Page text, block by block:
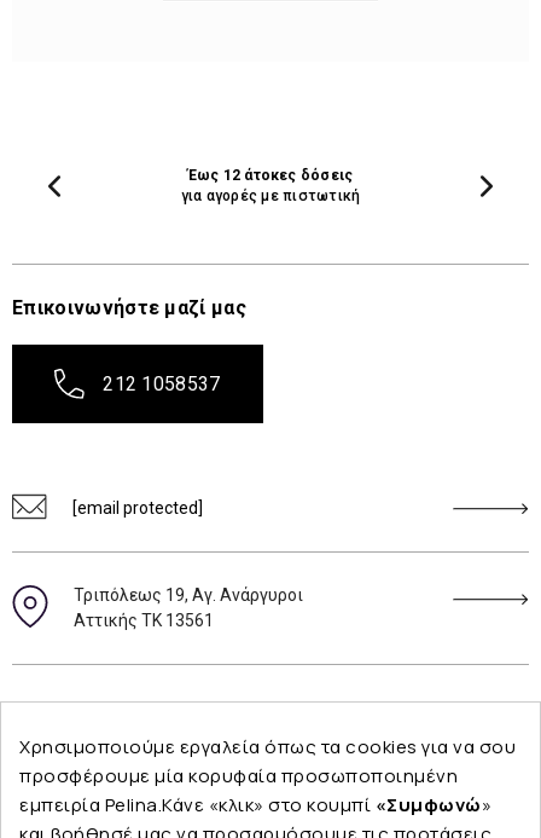
Έως 12 άτοκες δόσεις
για αγορές με πιστωτική
Επικοινωνήστε μαζί μας
212 1058537
[email protected]
Τριπόλεως 19, Αγ. Ανάργυροι
Αττικής ΤΚ 13561
Χρησιμοποιούμε εργαλεία όπως τα cookies για να σου
προσφέρουμε μία κορυφαία προσωποποιημένη
εμπειρία Pelina.Κάνε «κλικ» στο κουμπί «Συμφωνώ»